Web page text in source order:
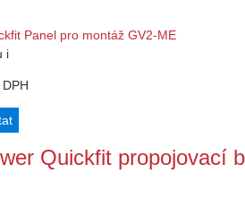
i
Quickfit propojovací